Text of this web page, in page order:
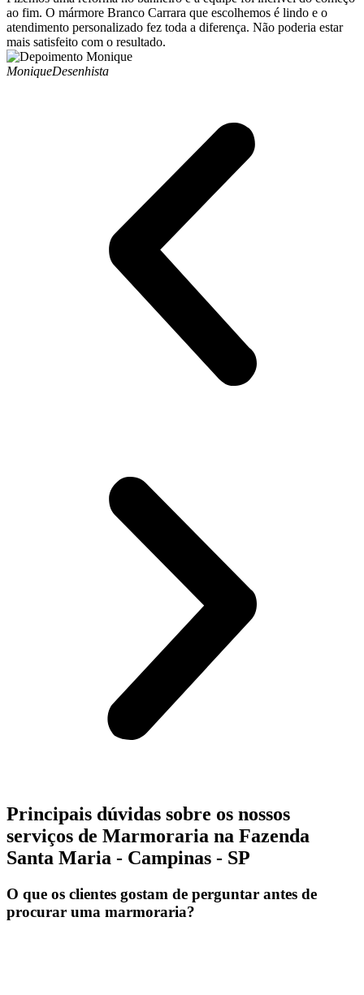
ao fim. O mármore Branco Carrara que escolhemos é lindo e o
atendimento personalizado fez toda a diferença. Não poderia estar
mais satisfeito com o resultado.
MoniqueDesenhista
Principais dúvidas sobre os nossos
serviços de Marmoraria na Fazenda
Santa Maria - Campinas - SP
O que os clientes gostam de perguntar antes de
procurar uma marmoraria?